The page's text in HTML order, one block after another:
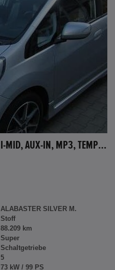
HONDA JAZZ 1.4 SI, CD, USB, I-MID, AUX-IN, MP3, TEMPOMAT
ALABASTER SILVER M.
Stoff
88.209 km
Super
Schaltgetriebe
5
73 kW / 99 PS